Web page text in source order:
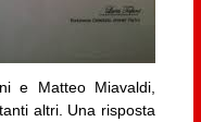
e Matteo Miavaldi,
altri. Una risposta